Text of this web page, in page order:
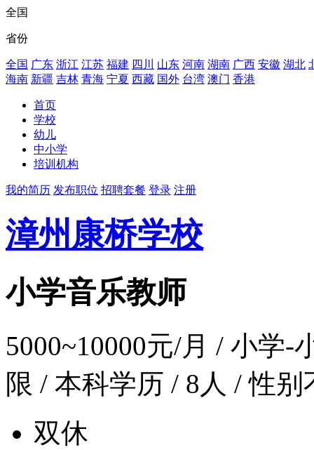
全国
省份
全国 广东 浙江 江苏 福建 四川 山东 河南 湖南 广西 安徽 湖北
海南 新疆 吉林 青海 宁夏 西藏 国外 台湾 澳门 香港
首页
学校
幼儿
中小学
培训机构
我的简历 发布职位 招聘套餐 登录 注册
漳州康桥学校
小学音乐教师
5000~10000元/月 / 小学-
限 / 本科学历 / 8人 / 性别
双休